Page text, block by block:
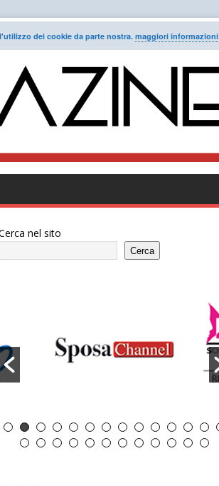
nel sito
Cerca
dei cookie da parte nostra.maggiori informazioni